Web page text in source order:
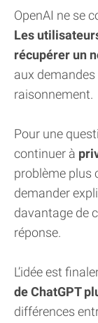
OpenAI ne se
Les
récupérer un
aux
raisonnement.
Pour une
continuer à
problème plus
demander
davantage de
réponse.
L’idée est
de ChatGPT
différences